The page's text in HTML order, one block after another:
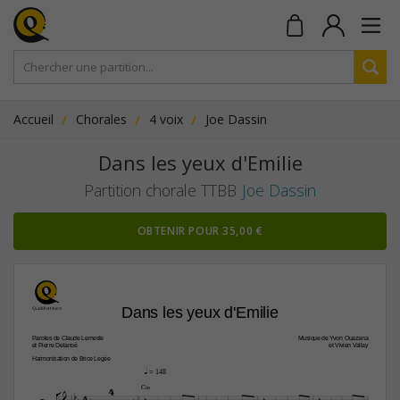
Accueil Chorales 4 voix Joe Dassin
Dans les yeux d'Emilie
Partition chorale TTBB Joe Dassin
OBTENIR POUR 35,00 €

Paroles de Claude Lemesle
et Pierre Delanoë
Harmonisation de Brice Legée
Dans les yeux d'Emilie
Musique de Yvon Ouazana
et Vivien Vallay
q = 148
 4 C‹